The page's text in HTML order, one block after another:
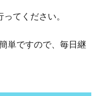
てください。
単ですので、毎日継